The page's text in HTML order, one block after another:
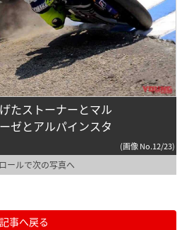
たストーナーとマル
ゼとアルパインスタ
(画像 No.12/23)
ールで次の写真へ
記事へ戻る